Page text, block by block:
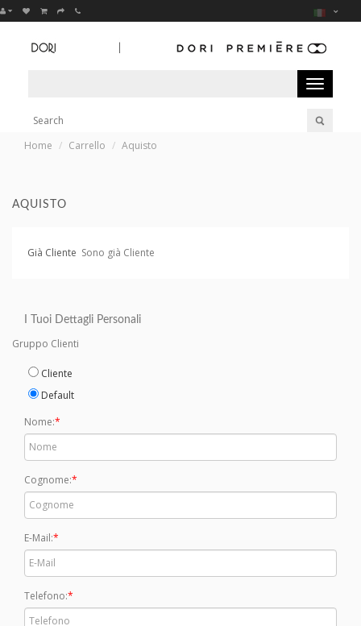
Toggle
navigation
Home Carrello Aquisto
AQUISTO
Già Cliente Sono già Cliente
I Tuoi Dettagli Personali
Gruppo Clienti
Cliente
Default
Nome:
Cognome:
E-Mail:
Telefono: